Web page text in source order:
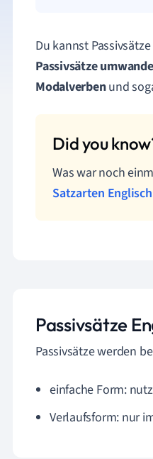
Du kannst
Passivsätze
Modalverbenund
Was war noch
Satzarten Englisch
Passivsätze
Passivsätze werden
einfache Form:
Verlaufsform: nur